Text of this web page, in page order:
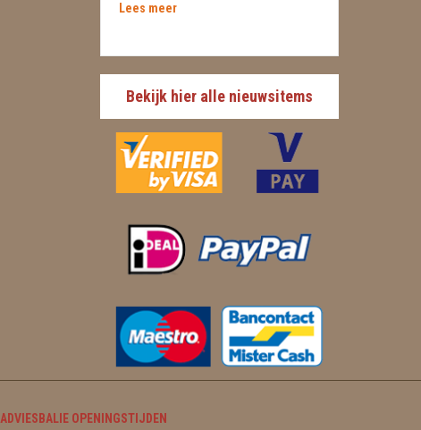
Lees meer
Bekijk hier alle nieuwsitems
ADVIESBALIE OPENINGSTIJDEN